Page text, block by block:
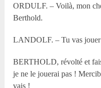
ORDULF. – Voilà, mon
Berthold.
LANDOLF. – Tu vas
BERTHOLD, révolté et
je ne le jouerai pas !
vais !